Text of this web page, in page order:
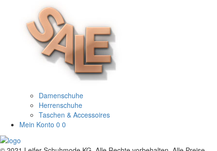
Damenschuhe
Herrenschuhe
Taschen & Accessoires
Mein Konto 0 0